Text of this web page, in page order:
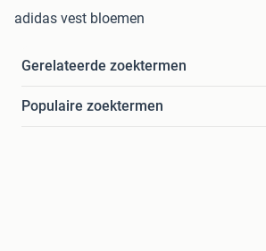
adidas vest bloemen
Gerelateerde zoektermen
Populaire zoektermen